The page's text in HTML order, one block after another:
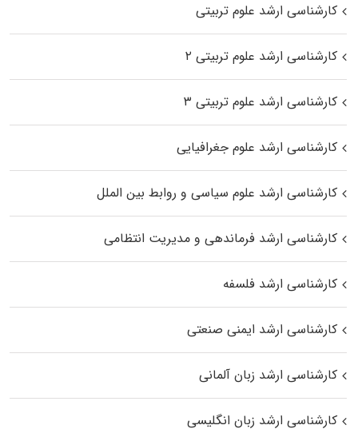
کارشناسی ارشد علوم تربیتی
کارشناسی ارشد علوم تربیتی ۲
کارشناسی ارشد علوم تربیتی ۳
کارشناسی ارشد علوم جغرافیایی
کارشناسی ارشد علوم سیاسی و روابط بین الملل
کارشناسی ارشد فرماندهی و مدیریت انتظامی
کارشناسی ارشد فلسفه
کارشناسی ارشد ایمنی صنعتی
کارشناسی ارشد زبان آلمانی
کارشناسی ارشد زبان انگلیسی